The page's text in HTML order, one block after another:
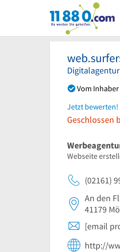
11880.com
Vom
Jetzt bewerten!
Geschlossen
Webseite
(02161)
An den
41179
[email
http://